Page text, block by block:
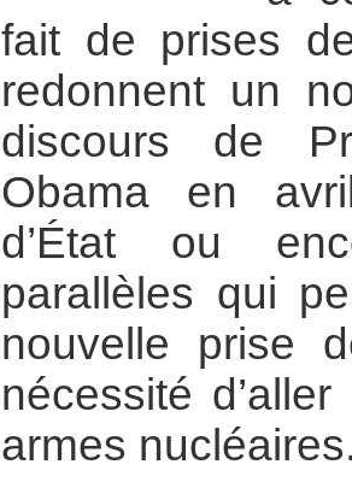
fait de prises
redonnent un
discours de
Obama en
d’État ou
parallèles qui
nouvelle prise
nécessité
armes